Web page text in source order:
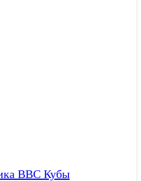
ВВС Кубы